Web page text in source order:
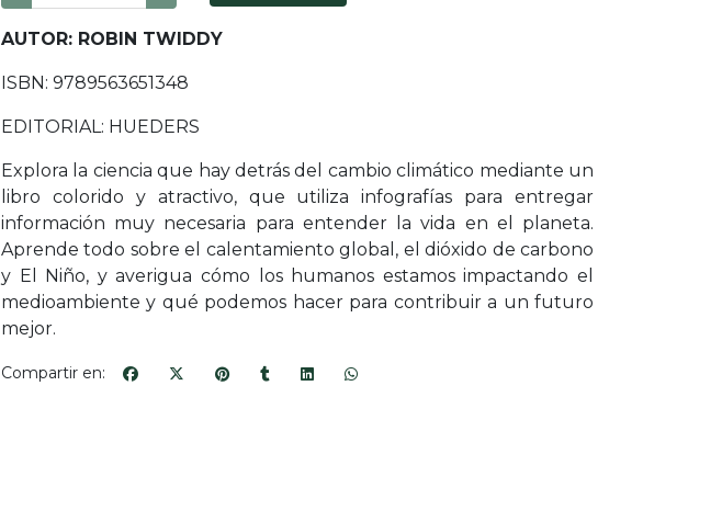
AUTOR: ROBIN TWIDDY
ISBN: 9789563651348
EDITORIAL: HUEDERS
Explora la ciencia que hay detrás del cambio climático mediante un
libro colorido y atractivo, que utiliza infografías para entregar
información muy necesaria para entender la vida en el planeta.
Aprende todo sobre el calentamiento global, el dióxido de carbono
y El Niño, y averigua cómo los humanos estamos impactando el
medioambiente y qué podemos hacer para contribuir a un futuro
mejor.
Compartir en: